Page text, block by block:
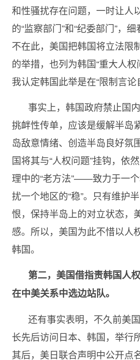
和性骚扰存在问题，一时让人
的“监察部门”和“纪委部门”，
不在此，美国把韩国将立法限
的举措，也列为韩国“重大人权
我认定韩国此举是在“限制言论
事实上，韩国政府禁止国
挑衅性传单，应该是缓解半岛
岛敌意情绪、创造半岛良好氛
国将其与“人权问题”挂钩，依
理中的“老方法”——致力于一个
扰一个地区的“稳”。只有维护
恨，保持半岛上的对立状态，
感。所以，美国为此不惜以人
韩国。
第二，美国借指责韩国人
在中美关系中选边站队。
还有事实表明，不久前美
长先后访问日本、韩国，举行
其后，美日联合声明中公开点